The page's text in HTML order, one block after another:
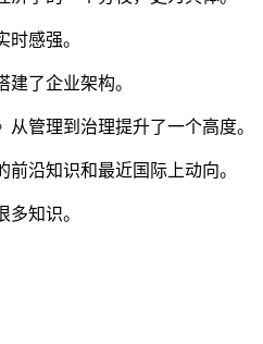
时感强。
了企业架构。
管理到治理提升了一个高度。
沿知识和最近国际上动向。
知识。